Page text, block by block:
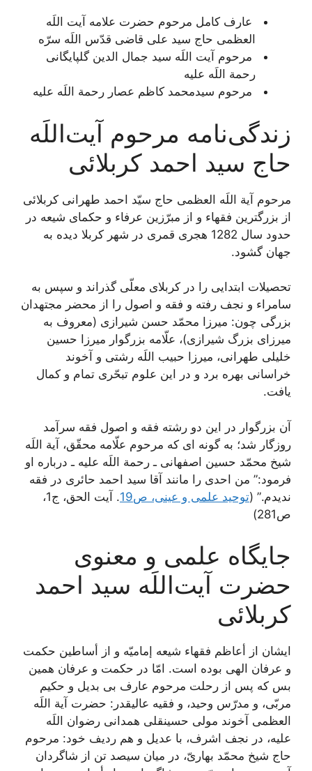
عارف کامل مرحوم حضرت علامه آیت اللَه
العظمی حاج سید علی قاضی قدّس اللَه سرّه
مرحوم آیت اللَه سید جمال الدین گلپایگانی
رحمة اللَه علیه
مرحوم سیدمحمد کاظم عصار رحمة اللَه علیه
زندگی‌نامه مرحوم آیت‌اللَه
حاج سید احمد کربلائی
مرحوم آية اللَه العظمی حاج سيّد احمد طهرانى كربلائى‏
از بزرگترین فقهاء و از مبرّزين عرفاء و حكماى شیعه در
حدود سال 1282 هجری قمری در شهر کربلا دیده به
جهان گشود.
تحصیلات ابتدایی را در کربلای معلّی گذراند و سپس به
سامراء و نجف رفته و فقه و اصول را از محضر مجتهدان
بزرگى چون: ميرزا محمّد حسن شيرازى (معروف به
ميرزاى بزرگ شیرازی)، علّامه بزرگوار ميرزا حسين
خليلى طهرانى، ميرزا حبيب اللَه رشتى و آخوند
خراسانى بهره برد و در اين علوم تبحّرى تمام و كمال
يافت.
آن بزرگوار در اين دو رشته فقه و اصول فقه سرآمد
روزگار شد؛ به‏ گونه‏ اى كه مرحوم علّامه محقّق، آية اللَه
شيخ محمّد حسين اصفهانى ـ رحمة اللَه عليه ـ درباره او
فرمود:” من احدى را مانند آقا سيد احمد حائرى در فقه
نديدم.” (توحید علمی و عینی، ص19
. آیت الحق، ج1،
ص281)
جایگاه علمی و معنوی
حضرت آیت‌اللَه سید احمد
کربلائی
ایشان از أعاظم فقهاء شيعه إماميّه و از أساطين حكمت
و عرفان الهى بوده است. امّا در حكمت و عرفان همين
بس كه پس از رحلت مرحوم عارف بى بديل و حكيم
مربّى، و مدرّس وحيد، و فقيه عاليقدر: حضرت آية اللَه
العظمى آخوند مولى حسين‏قلى همدانى رضوان اللَه
عليه، در نجف اشرف، با عديل و هم رديف خود: مرحوم
حاج شيخ محمّد بهارىّ، در ميان سيصد تن از شاگردان